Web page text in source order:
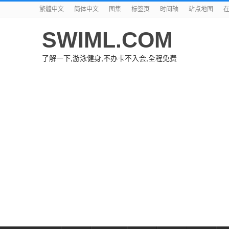
繁體中文 简体中文 图集 标签页 时间轴 站点地图
SWIML.COM
了解一下,游泳健身,不办卡不入会,全程免费